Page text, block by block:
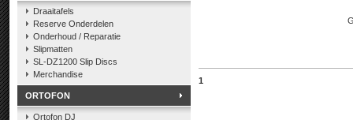
Draaitafels
Reserve Onderdelen
Onderhoud / Reparatie
Slipmatten
SL-DZ1200 Slip Discs
Merchandise
ORTOFON
Ortofon DJ
1